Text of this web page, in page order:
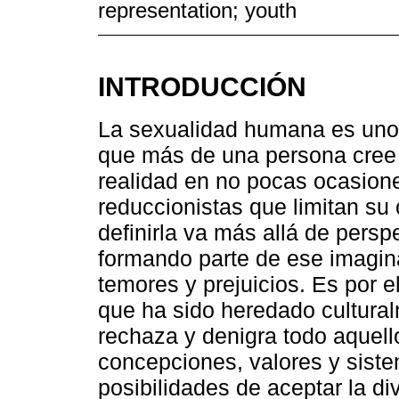
representation; youth
INTRODUCCIÓN
La sexualidad humana es
que más de una persona
realidad en no pocas
reduccionistas que limitan
definirla va más allá de
formando parte de ese
temores y prejuicios. Es por
que ha sido heredado
rechaza y denigra todo
concepciones, valores y
posibilidades de aceptar la